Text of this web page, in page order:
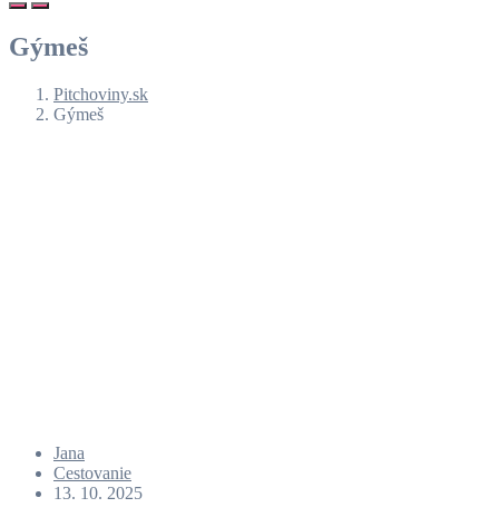
Gýmeš
Pitchoviny.sk
Gýmeš
Jana
Cestovanie
13. 10. 2025